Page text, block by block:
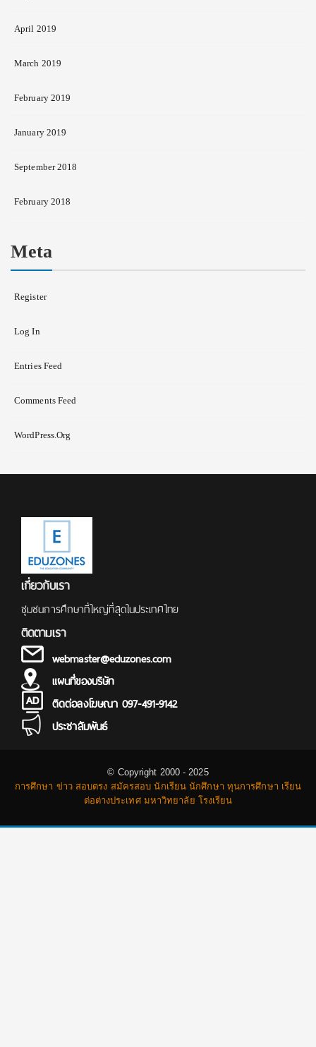
April 2019
March 2019
February 2019
January 2019
September 2018
February 2018
Meta
Register
Log In
Entries Feed
Comments Feed
WordPress.org
เกี่ยวกับเรา
ชุมชนการศึกษาที่ใหญ่ที่สุดในประเทศไทย
ติดตามเรา
webmaster@eduzones.com
แผนที่ของบริษัท
ติดต่อลงโฆษณา 097-491-9142
ประชาสัมพันธ์
© Copyright 2000 - 2025
การศึกษา ข่าว สอบตรง สมัครสอบ นักเรียน นักศึกษา ทุนการศึกษา เรียน
ต่อต่างประเทศ มหาวิทยาลัย โรงเรียน